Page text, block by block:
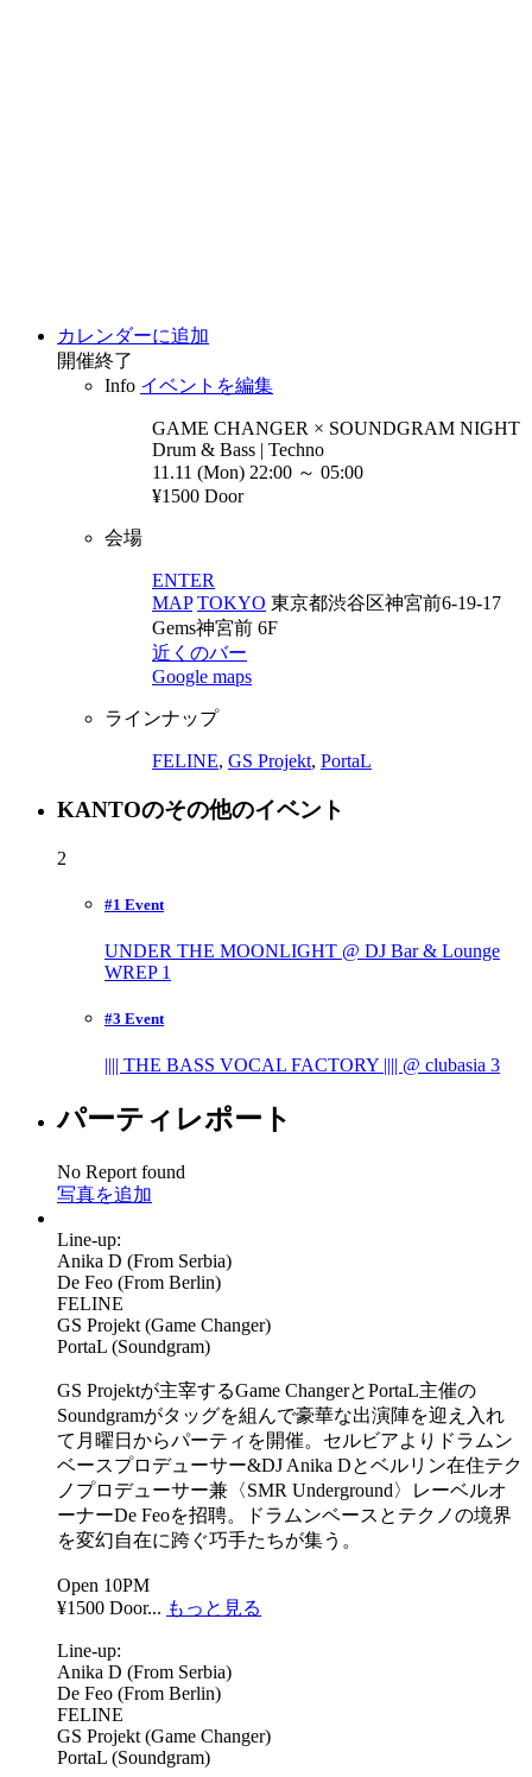
カレンダーに追加
開催終了
Info イベントを編集
GAME CHANGER × SOUNDGRAM NIGHT
Drum & Bass | Techno
11.11 (Mon) 22:00 ～ 05:00
¥1500 Door
会場
ENTER
MAP TOKYO 東京都渋谷区神宮前6-19-17
Gems神宮前 6F
近くのバー
Google maps
ラインナップ
FELINE, GS Projekt, PortaL
KANTOのその他のイベント
2
#1 Event
UNDER THE MOONLIGHT @ DJ Bar & Lounge
WREP 1
#3 Event
|||| THE BASS VOCAL FACTORY |||| @ clubasia 3
パーティレポート
No Report found
写真を追加
Line-up:
Anika D (From Serbia)
De Feo (From Berlin)
FELINE
GS Projekt (Game Changer)
PortaL (Soundgram)
GS Projektが主宰するGame ChangerとPortaL主催の
Soundgramがタッグを組んで豪華な出演陣を迎え入れ
て月曜日からパーティを開催。セルビアよりドラムン
ベースプロデューサー&DJ Anika Dとベルリン在住テク
ノプロデューサー兼〈SMR Underground〉レーベルオ
ーナーDe Feoを招聘。ドラムンベースとテクノの境界
を変幻自在に跨ぐ巧手たちが集う。
Open 10PM
¥1500 Door... もっと見る
Line-up:
Anika D (From Serbia)
De Feo (From Berlin)
FELINE
GS Projekt (Game Changer)
PortaL (Soundgram)